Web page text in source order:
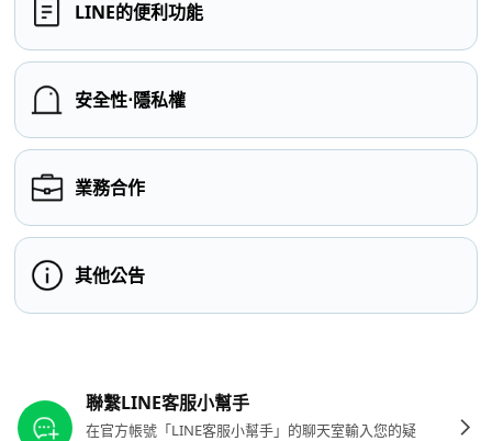
LINE的便利功能
安全性⋅隱私權
業務合作
其他公告
聯繫LINE客服小幫手
在官方帳號「LINE客服小幫手」的聊天室輸入您的疑